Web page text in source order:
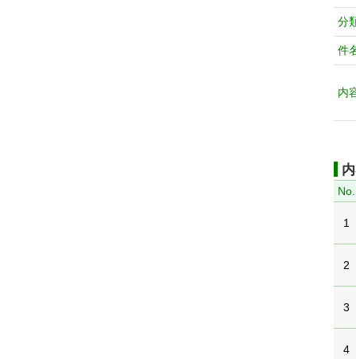
分
件
内
No.
1
2
3
4